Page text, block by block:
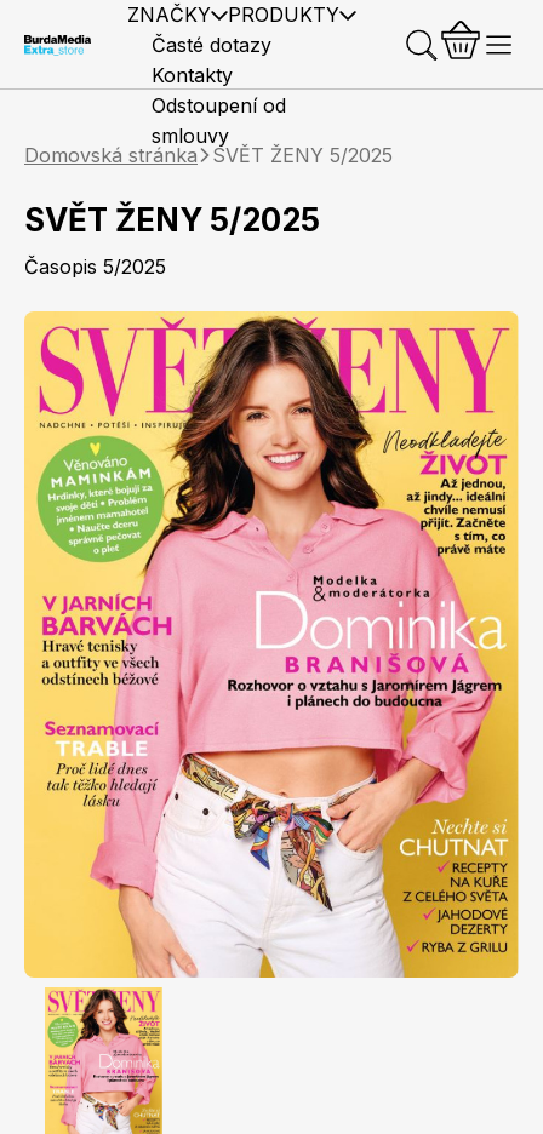
ZNAČKY PRODUKTY
Elle
Marianne
Svět ženy
Elle Decoration
Marianne Bydlení
Marianne Venkov & styl
Naše krásná zahrada
Předplatné časopisů
Knihy Merch
Časté dotazy
Kontakty
Odstoupení od
smlouvy
Domovská stránka
SVĚT ŽENY 5/2025
SVĚT ŽENY 5/2025
Časopis 5/2025